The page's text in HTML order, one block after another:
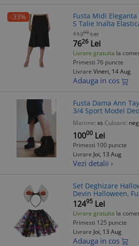
-33%
Fusta Midi
S Talie Inalta
11399 Lei
7626 Lei
Livrare gratuita la
Primesti 76 puncte
Livrare Vineri, 14 Aug
Adauga in cos
Fusta Dama Ann
3/4 Sport Model
Marime: xs Culoare:
10000 Lei
Primesti 100 puncte
Livrare Joi, 13 Aug
Vezi detalii ›
Set Deghizare
Devin Halloween,
Elastic, Pânze
Neagră cu Dovleci,
12495 Lei
Livrare gratuita la
Primesti 125 puncte
Livrare Joi, 13 Aug
Adauga in cos